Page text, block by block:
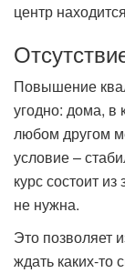
центр
Повышение
угодно: дома, в
любом другом
условие –
курс состоит
не нужна.
Это позволяет
ждать каких-то